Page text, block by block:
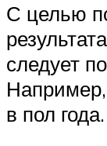
С целью
следует
в пол года.